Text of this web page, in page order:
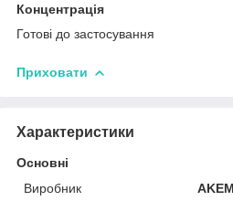
Концентрація
Готові до застосування
Приховати
Характеристики
Основні
Виробник